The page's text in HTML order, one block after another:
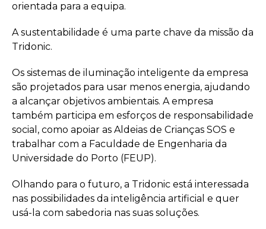
orientada para a equipa.
A sustentabilidade é uma parte chave da missão da
Tridonic.
Os sistemas de iluminação inteligente da empresa
são projetados para usar menos energia, ajudando
a alcançar objetivos ambientais. A empresa
também participa em esforços de responsabilidade
social, como apoiar as Aldeias de Crianças SOS e
trabalhar com a Faculdade de Engenharia da
Universidade do Porto (FEUP).
Olhando para o futuro, a Tridonic está interessada
nas possibilidades da inteligência artificial e quer
usá-la com sabedoria nas suas soluções.